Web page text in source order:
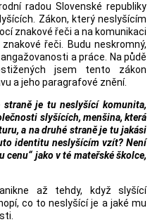
radou Slovenské republiky
Zákon, který neslyšícím
znakové řeči a na komunikaci
řeči. Budu neskromný,
a práce. Na půdě
jsem tento zákon
a jeho paragrafové znění.
straně je tu neslyšící komunita,
slyšících, menšina, která
a na druhé straně je tu jakási
identitu neslyšícím vzít? Není
cenu“ jako v té mateřské školce,
až tehdy, když slyšící
co to neslyšící je a jaké mu